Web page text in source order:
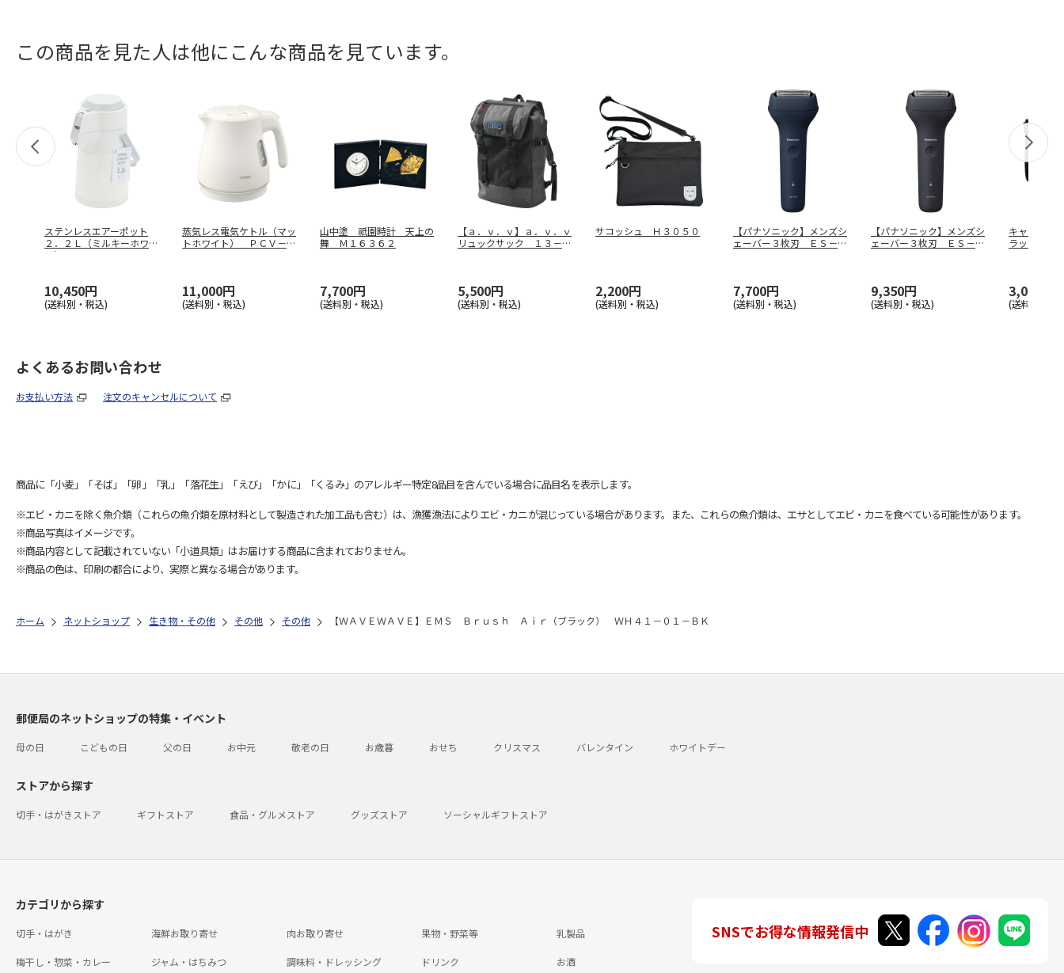
この商品を見た人は他にこんな商品を見ています。
ステンレスエアーポット
２．２Ｌ（ミルキーホワイ
ト） ＨＢ－
10,450円
(送料別・税込)
蒸気レス電気ケトル（マッ
トホワイト） ＰＣＶ－Ａ
11,000円
(送料別・税込)
山中塗 祇園時計 天上の
舞 Ｍ１６３６２
7,700円
(送料別・税込)
【ａ．ｖ．ｖ】ａ．ｖ．ｖ
リュックサック １３－６
5,500円
(送料別・税込)
サコッシュ Ｈ３０５０
2,200円
(送料別・税込)
【パナソニック】メンズシ
ェーバー３枚刃 ＥＳ－Ｒ
7,700円
(送料別・税込)
【パナソニック】メンズシ
ェーバー３枚刃 ＥＳ－Ｒ
9,350円
(送料別・税込)
キャリング
ラック）
3,080円
(送料別・税
よくあるお問い合わせ
お支払い方法 注文のキャンセルについて
商品に「小麦」「そば」「卵」「乳」「落花生」「えび」「かに」「くるみ」のアレルギー特定8品目を含んでいる場合に品目名を表示します。
※エビ・カニを除く魚介類（これらの魚介類を原材料として製造された加工品も含む）は、漁獲漁法によりエビ・カニが混じっている場合があります。また、これらの魚介類は、エサとしてエビ・カニを食べている可能性があります。
※商品写真はイメージです。
※商品内容として記載されていない「小道具類」はお届けする商品に含まれておりません。
※商品の色は、印刷の都合により、実際と異なる場合があります。
ホーム ネットショップ 生き物・その他 その他 その他 【ＷＡＶＥＷＡＶＥ】ＥＭＳ Ｂｒｕｓｈ Ａｉｒ（ブラック） ＷＨ４１－０１－ＢＫ
郵便局のネットショップの特集・イベント
母の日 こどもの日 父の日 お中元 敬老の日 お歳暮 おせち クリスマス バレンタイン ホワイトデー
ストアから探す
切手・はがきストア ギフトストア 食品・グルメストア グッズストア ソーシャルギフトストア
カテゴリから探す
切手・はがき 海鮮お取り寄せ 肉お取り寄せ 果物・野菜等 乳製品
梅干し・惣菜・カレー ジャム・はちみつ 調味料・ドレッシング ドリンク お酒
SNSでお得な情報発信中